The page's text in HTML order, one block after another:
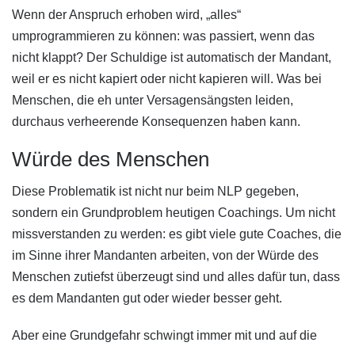
Wenn der Anspruch erhoben wird, „alles“
umprogrammieren zu können: was passiert, wenn das
nicht klappt? Der Schuldige ist automatisch der Mandant,
weil er es nicht kapiert oder nicht kapieren will. Was bei
Menschen, die eh unter Versagensängsten leiden,
durchaus verheerende Konsequenzen haben kann.
Würde des Menschen
Diese Problematik ist nicht nur beim NLP gegeben,
sondern ein Grundproblem heutigen Coachings. Um nicht
missverstanden zu werden: es gibt viele gute Coaches, die
im Sinne ihrer Mandanten arbeiten, von der Würde des
Menschen zutiefst überzeugt sind und alles dafür tun, dass
es dem Mandanten gut oder wieder besser geht.
Aber eine Grundgefahr schwingt immer mit und auf die